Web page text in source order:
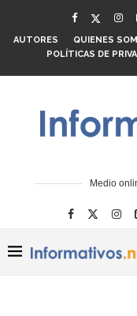
AUTORES QUIENES
POLÍTICAS DE
Medio